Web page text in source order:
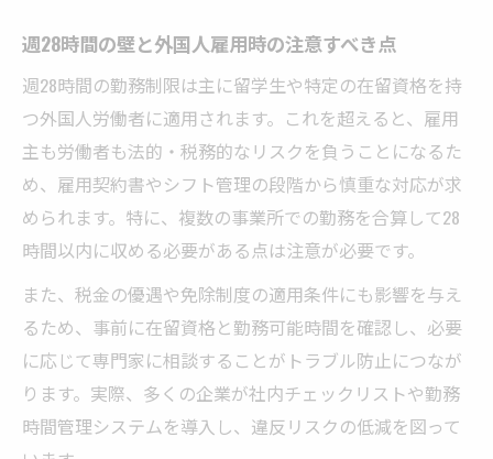
週28時間の壁と外国人雇用時の注意すべき点
週28時間の勤務制限は主に留学生や特定の在留資格を持
つ外国人労働者に適用されます。これを超えると、雇用
主も労働者も法的・税務的なリスクを負うことになるた
め、雇用契約書やシフト管理の段階から慎重な対応が求
められます。特に、複数の事業所での勤務を合算して28
時間以内に収める必要がある点は注意が必要です。
また、税金の優遇や免除制度の適用条件にも影響を与え
るため、事前に在留資格と勤務可能時間を確認し、必要
に応じて専門家に相談することがトラブル防止につなが
ります。実際、多くの企業が社内チェックリストや勤務
時間管理システムを導入し、違反リスクの低減を図って